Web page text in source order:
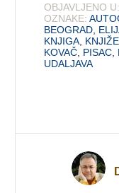
OBJAVLJENO U:
OZNAKE:
BEOGRAD
KNJIGA
KOVAČ PISAC
UDALJAVA